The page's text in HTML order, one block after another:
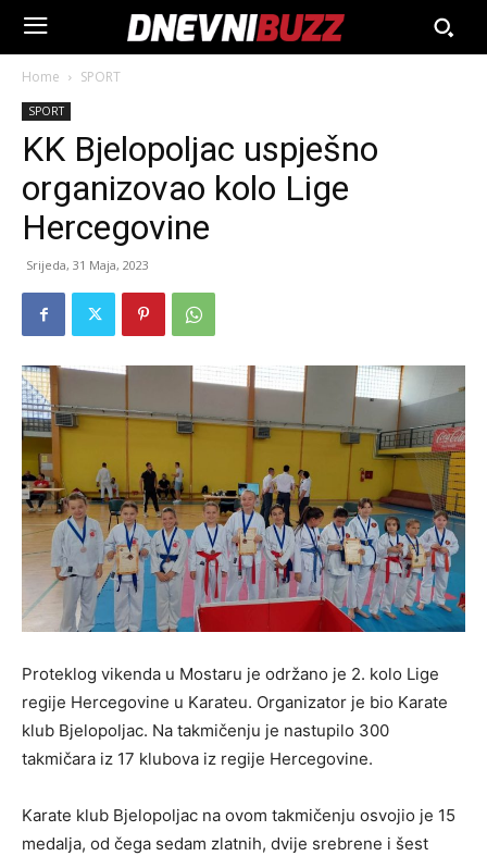
Home SPORT
SPORT
KK Bjelopoljac uspješno
organizovao kolo Lige
Hercegovine
Srijeda, 31 Maja, 2023
Proteklog vikenda u Mostaru je održano je 2. kolo Lige
regije Hercegovine u Karateu. Organizator je bio Karate
klub Bjelopoljac. Na takmičenju je nastupilo 300
takmičara iz 17 klubova iz regije Hercegovine.
Karate klub Bjelopoljac na ovom takmičenju osvojio je 15
medalja, od čega sedam zlatnih, dvije srebrene i šest